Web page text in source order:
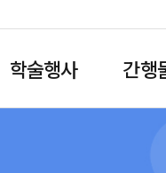
학술행사 간행